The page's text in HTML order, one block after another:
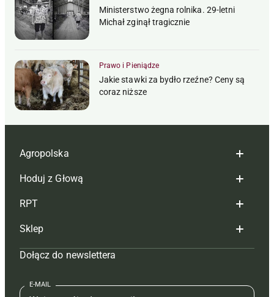
Ministerstwo żegna rolnika. 29-letni
Michał zginął tragicznie
Prawo i Pieniądze
Jakie stawki za bydło rzeźne? Ceny są
coraz niższe
Agropolska
Redakcja
Reklama
Tagi
Mapa serwisu
Kontakt
Hoduj z Głową
Hoduj z głową bydło
Hoduj z głową świnie
Prenumerata
Redakcja
RPT
Redakcja
Prenumerata
Reklama
Sklep
Czasopisma i prenumerata
Książki
Dołącz do newslettera
E-MAIL